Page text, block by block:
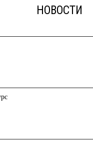
НОВОСТИ